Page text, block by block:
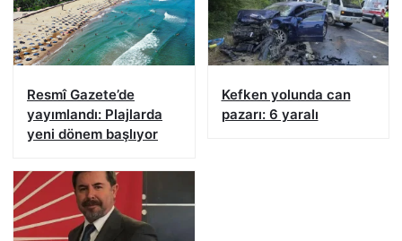
Resmî Gazete’de
yayımlandı: Plajlarda
yeni dönem başlıyor
Kefken yolunda can
pazarı: 6 yaralı